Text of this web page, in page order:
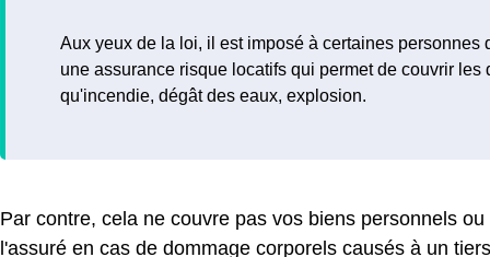
Aux yeux de la loi, il est imposé à certaines personnes
une assurance risque locatifs qui permet de couvrir les
qu'incendie, dégât des eaux, explosion.
Par contre, cela ne couvre pas vos biens personnels
l'assuré en cas de dommage corporels causés à un